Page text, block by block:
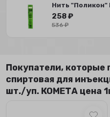
Нить "Поликон"
258₽
536₽
Покупатели, которые
спиртовая для
шт./уп. КОМЕТА цена